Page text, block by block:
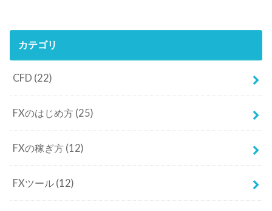
カテゴリ
CFD (22)
FXのはじめ方 (25)
FXの稼ぎ方 (12)
FXツール (12)